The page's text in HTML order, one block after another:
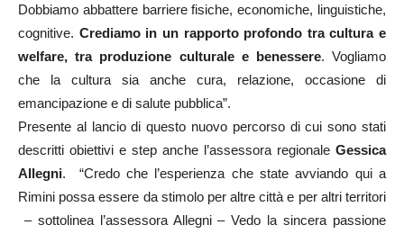
Dobbiamo abbattere barriere fisiche, economiche, linguistiche,
cognitive. Crediamo in un rapporto profondo tra cultura e
welfare, tra produzione culturale e benessere. Vogliamo
che la cultura sia anche cura, relazione, occasione di
emancipazione e di salute pubblica”.
Presente al lancio di questo nuovo percorso di cui sono stati
descritti obiettivi e step anche l’assessora regionale Gessica
Allegni. “Credo che l’esperienza che state avviando qui a
Rimini possa essere da stimolo per altre città e per altri territori
– sottolinea l’assessora Allegni – Vedo la sincera passione